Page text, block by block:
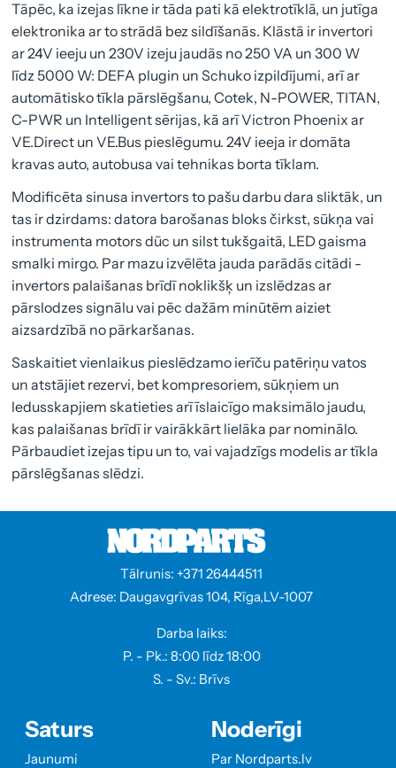
Tāpēc, ka izejas līkne ir tāda pati kā elektrotīklā, un jutīga
elektronika ar to strādā bez sildīšanās. Klāstā ir invertori
ar 24V ieeju un 230V izeju jaudās no 250 VA un 300 W
līdz 5000 W: DEFA plugin un Schuko izpildījumi, arī ar
automātisko tīkla pārslēgšanu, Cotek, N-POWER, TITAN,
C-PWR un Intelligent sērijas, kā arī Victron Phoenix ar
VE.Direct un VE.Bus pieslēgumu. 24V ieeja ir domāta
kravas auto, autobusa vai tehnikas borta tīklam.
Modificēta sinusa invertors to pašu darbu dara sliktāk, un
tas ir dzirdams: datora barošanas bloks čirkst, sūkņa vai
instrumenta motors dūc un silst tukšgaitā, LED gaisma
smalki mirgo. Par mazu izvēlēta jauda parādās citādi -
invertors palaišanas brīdī noklikšķ un izslēdzas ar
pārslodzes signālu vai pēc dažām minūtēm aiziet
aizsardzībā no pārkaršanas.
Saskaitiet vienlaikus pieslēdzamo ierīču patēriņu vatos
un atstājiet rezervi, bet kompresoriem, sūkņiem un
ledusskapjiem skatieties arī īslaicīgo maksimālo jaudu,
kas palaišanas brīdī ir vairākkārt lielāka par nominālo.
Pārbaudiet izejas tipu un to, vai vajadzīgs modelis ar tīkla
pārslēgšanas slēdzi.
Tālrunis: +371 26444511
Adrese: Daugavgrīvas 104, Rīga,LV-1007
Darba laiks:
P. - Pk.: 8:00 līdz 18:00
S. - Sv.: Brīvs
Saturs
Jaunumi
Noderīgi
Par Nordparts.lv